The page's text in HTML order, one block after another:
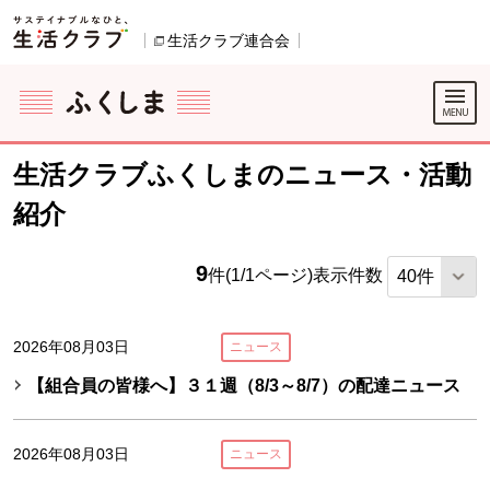
ページの先頭です。
生活クラブ連合会
ここからサイト内共通メニューです。
サイト内共通メニューをスキップする
サイト内共通メニューここまで。
生活クラブふくしまのニュース・活動
紹介
9件(1/1ページ)表示件数
2026年08月03日 ニュース
【組合員の皆様へ】３１週（8/3～8/7）の配達ニュース
2026年08月03日 ニュース